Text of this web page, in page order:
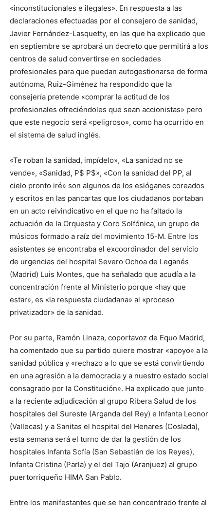
«inconstitucionales e ilegales». En respuesta a las
declaraciones efectuadas por el consejero de sanidad,
Javier Fernández-Lasquetty, en las que ha explicado que
en septiembre se aprobará un decreto que permitirá a los
centros de salud convertirse en sociedades
profesionales para que puedan autogestionarse de forma
autónoma, Ruiz-Giménez ha respondido que la
consejería pretende «comprar la actitud de los
profesionales ofreciéndoles que sean accionistas» pero
que este negocio será «peligroso», como ha ocurrido en
el sistema de salud inglés.
«Te roban la sanidad, impídelo», «La sanidad no se
vende», «Sanidad, P$ P$», «Con la sanidad del PP, al
cielo pronto iré» son algunos de los eslóganes coreados
y escritos en las pancartas que los ciudadanos portaban
en un acto reivindicativo en el que no ha faltado la
actuación de la Orquesta y Coro Solfónica, un grupo de
músicos formado a raíz del movimiento 15-M. Entre los
asistentes se encontraba el excoordinador del servicio
de urgencias del hospital Severo Ochoa de Leganés
(Madrid) Luis Montes, que ha señalado que acudía a la
concentración frente al Ministerio porque «hay que
estar», es «la respuesta ciudadana» al «proceso
privatizador» de la sanidad.
Por su parte, Ramón Linaza, coportavoz de Equo Madrid,
ha comentado que su partido quiere mostrar «apoyo» a la
sanidad pública y «rechazo a lo que se está convirtiendo
en una agresión a la democracia y a nuestro estado social
consagrado por la Constitución». Ha explicado que junto
a la reciente adjudicación al grupo Ribera Salud de los
hospitales del Sureste (Arganda del Rey) e Infanta Leonor
(Vallecas) y a Sanitas el hospital del Henares (Coslada),
esta semana será el turno de dar la gestión de los
hospitales Infanta Sofía (San Sebastián de los Reyes),
Infanta Cristina (Parla) y el del Tajo (Aranjuez) al grupo
puertorriqueño HIMA San Pablo.
Entre los manifestantes que se han concentrado frente al